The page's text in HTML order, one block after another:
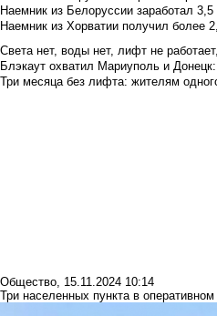
Наемник из Белоруссии заработал
Наемник из Хорватии получил более
Света нет, воды нет, лифт не
Блэкаут охватил Мариуполь и
Три месяца без лифта: жителям
Общество 15.11.2024 10:14
Три населенных пункта в